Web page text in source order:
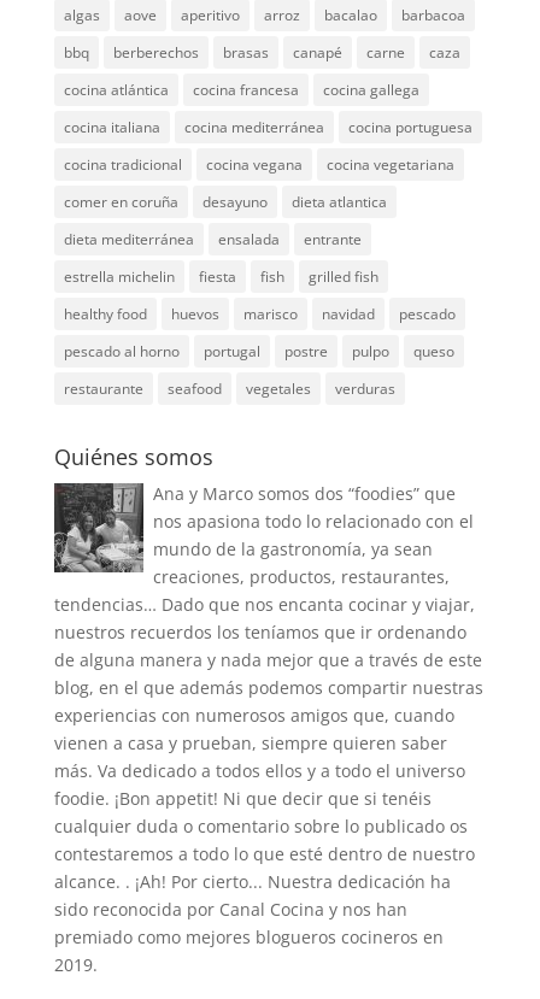
algas aove aperitivo arroz bacalao
barbacoa
bbq
berberechos brasas canapé carne
caza
cocina atlántica
cocina francesa
cocina gallega
cocina italiana
cocina mediterránea
cocina portuguesa
cocina tradicional
cocina vegana
cocina vegetariana
comer en coruña
desayuno
dieta atlantica
dieta mediterránea
ensalada
entrante
estrella michelin
fiesta fish
grilled fish
healthy food
huevos marisco navidad
pescado
pescado al horno
portugal postre pulpo
queso
restaurante
seafood vegetales verduras
Quiénes somos
Ana y Marco somos dos “foodies” que
nos apasiona todo lo relacionado con el
mundo de la gastronomía, ya sean
creaciones, productos, restaurantes,
tendencias… Dado que nos encanta cocinar y viajar,
nuestros recuerdos los teníamos que ir ordenando
de alguna manera y nada mejor que a través de este
blog, en el que además podemos compartir nuestras
experiencias con numerosos amigos que, cuando
vienen a casa y prueban, siempre quieren saber
más. Va dedicado a todos ellos y a todo el universo
foodie. ¡Bon appetit! Ni que decir que si tenéis
cualquier duda o comentario sobre lo publicado os
contestaremos a todo lo que esté dentro de nuestro
alcance. . ¡Ah! Por cierto... Nuestra dedicación ha
sido reconocida por Canal Cocina y nos han
premiado como mejores blogueros cocineros en
2019.